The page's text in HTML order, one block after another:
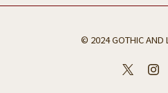
© 2024 GOTHIC AND